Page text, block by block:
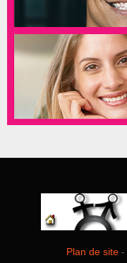
Plan de site-